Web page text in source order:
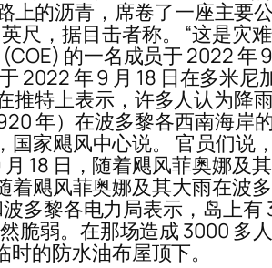
上的沥青，席卷了一座主要
尺，据目击者称。 “这是灾
的一名成员于 2022 年
2022 年 9 月 18 日在多米尼
推特上表示，许多人认为降
年）在波多黎各西南海岸
国家飓风中心说。 官员们说
18 日，随着飓风菲奥娜及
飓风菲奥娜及其大雨在波
多黎各电力局表示，岛上有
弱。在那场造成 3000 多
的防水油布屋顶下。